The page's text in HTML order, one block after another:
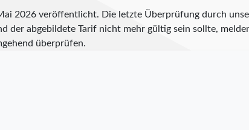
2026 veröffentlicht. Die letzte Überprüfung durch
der abgebildete Tarif nicht mehr gültig sein sollte,
überprüfen.